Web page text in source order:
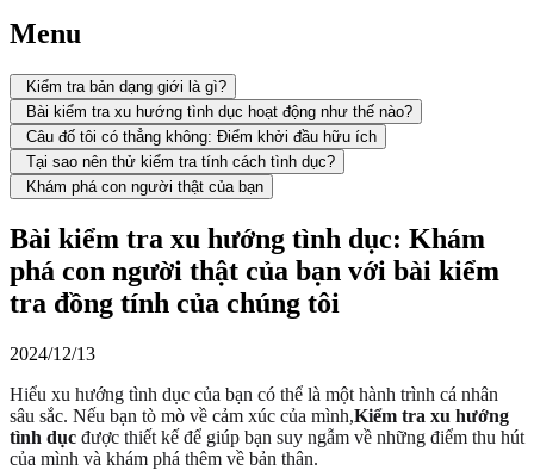
Menu
Kiểm tra bản dạng giới là gì?
Bài kiểm tra xu hướng tình dục hoạt động như thế nào?
Câu đố tôi có thẳng không: Điểm khởi đầu hữu ích
Tại sao nên thử kiểm tra tính cách tình dục?
Khám phá con người thật của bạn
Bài kiểm tra xu hướng tình dục: Khám
phá con người thật của bạn với bài kiểm
tra đồng tính của chúng tôi
2024/12/13
Hiểu xu hướng tình dục của bạn có thể là một hành trình cá nhân
sâu sắc. Nếu bạn tò mò về cảm xúc của mình,Kiểm tra xu hướng
tình dục được thiết kế để giúp bạn suy ngẫm về những điểm thu hút
của mình và khám phá thêm về bản thân.